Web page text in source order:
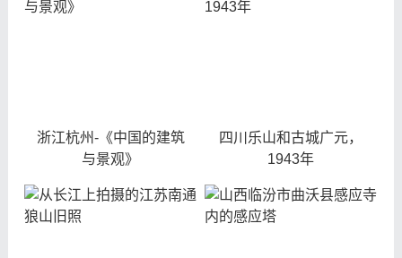
浙江杭州-《中国的建筑
与景观》
四川乐山和古城广元，
1943年